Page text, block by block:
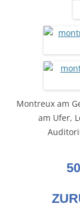
Montreux am
am Ufer,